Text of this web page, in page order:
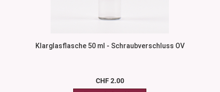
Klarglasflasche 50 ml - Schraubverschluss OV
CHF 2.00